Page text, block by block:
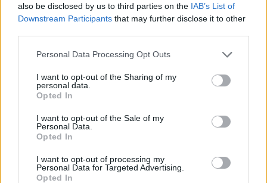
also be disclosed by us to third parties on the IAB’s List of
Downstream Participants that may further disclose it to other
Please note that this website/app uses one or more Google
not limited to your visit or usage behaviour. You may click to
grant or deny consent to Google and its third-party tags to
use your data for below specified purposes in below Google
consent section.
Personal Data Processing Opt Outs
I want to opt-out of the Sharing of my
personal data.
Opted In
I want to opt-out of the Sale of my
Personal Data.
Opted In
I want to opt-out of processing my
Personal Data for Targeted Advertising.
Opted In
Continua a leggere
NEWS